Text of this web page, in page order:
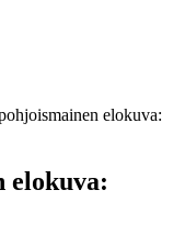
elokuva:
elokuva: